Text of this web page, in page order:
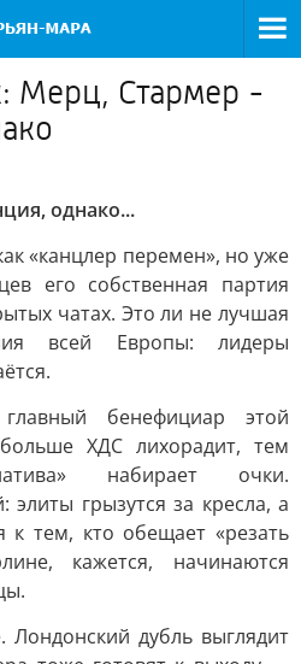
Мерц, Стармер -
однако...
«канцлер перемен», но уже
его собственная партия
чатах. Это ли не лучшая
всей Европы: лидеры
бенефициар этой
ХДС лихорадит, тем
набирает очки.
элиты грызутся за кресла, а
к тем, кто обещает «резать
кажется, начинаются
дубль выглядит